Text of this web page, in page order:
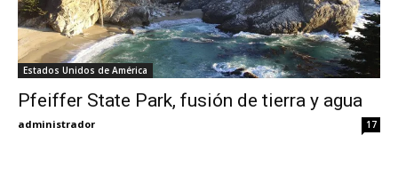
Estados Unidos de América
Pfeiffer State Park, fusión de tierra y agua
administrador 17